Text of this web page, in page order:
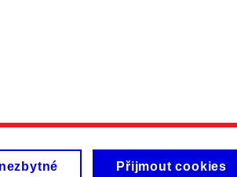
Přijmout cookies